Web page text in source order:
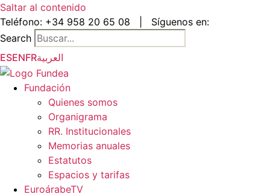
Saltar al contenido
Teléfono: +34 958 20 65 08
Síguenos en:
Search
ESENFRالعربية
Fundación
Quienes somos
Organigrama
RR. Institucionales
Memorias anuales
Estatutos
Espacios y tarifas
EuroárabeTV